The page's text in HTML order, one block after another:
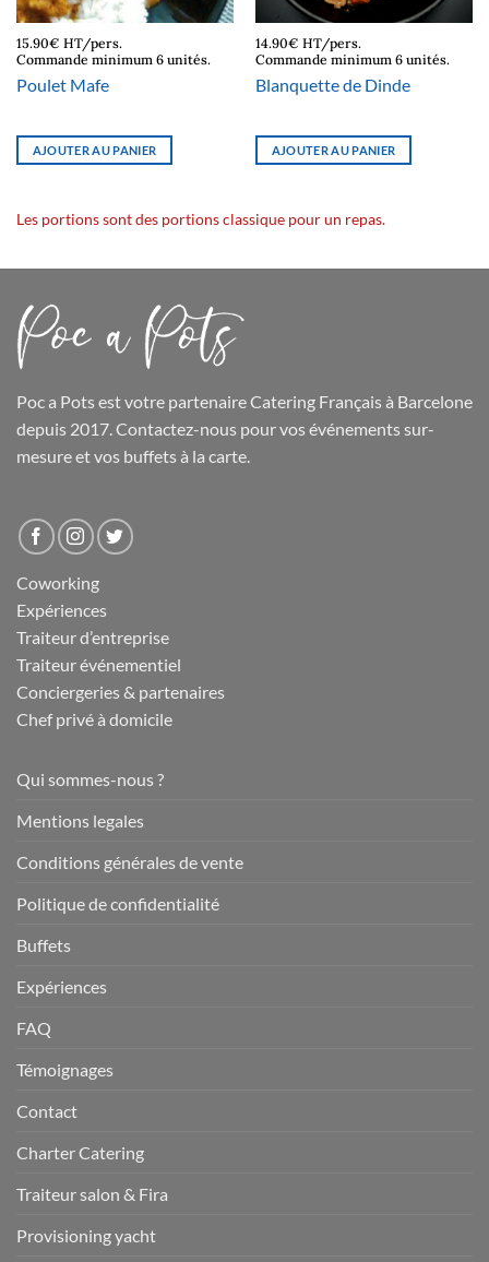
15.90€ HT/pers.
Commande minimum 6 unités.
Poulet Mafe
AJOUTER AU PANIER
14.90€ HT/pers.
Commande minimum 6 unités.
Blanquette de Dinde
AJOUTER AU PANIER
Les portions sont des portions classique pour un repas.
Poc a Potsest votre partenaire Catering Français à Barcelone
depuis 2017. Contactez-nous pour vos événements sur-
mesure etvos buffetsà la carte.
Coworking
Expériences
Traiteur d’entreprise
Traiteur événementiel
Conciergeries & partenaires
Chef privé à domicile
Qui sommes-nous ?
Mentions legales
Conditions générales de vente
Politique de confidentialité
Buffets
Expériences
FAQ
Témoignages
Contact
Charter Catering
Traiteur salon & Fira
Provisioning yacht